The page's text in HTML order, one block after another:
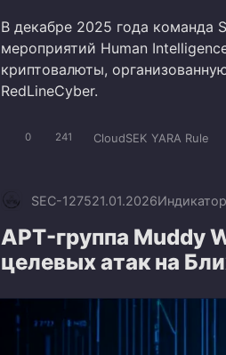
В декабре 2025 года команда
мероприятий Human
криптовалюты,
RedLineCyber.
0 241 CloudSEK YARA Rule
SEC-127521.01.2026
APT-группа Muddy
целевых атак на